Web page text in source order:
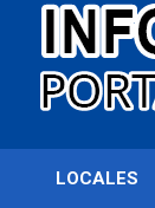
LOCALES